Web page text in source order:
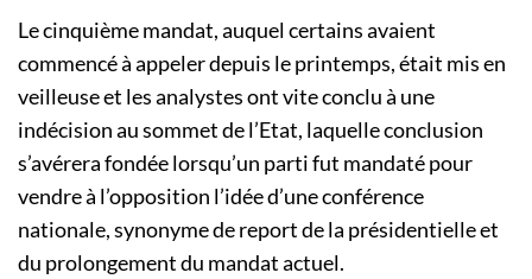
Le cinquième mandat, auquel certains avaient
commencé à appeler depuis le printemps, était mis en
veilleuse et les analystes ont vite conclu à une
indécision au sommet de l’Etat, laquelle conclusion
s’avérera fondée lorsqu’un parti fut mandaté pour
vendre à l’opposition l’idée d’une conférence
nationale, synonyme de report de la présidentielle et
du prolongement du mandat actuel.